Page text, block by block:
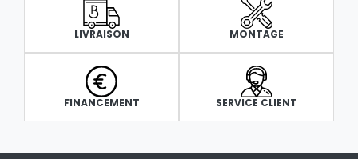
LIVRAISON MONTAGE
FINANCEMENT SERVICE CLIENT